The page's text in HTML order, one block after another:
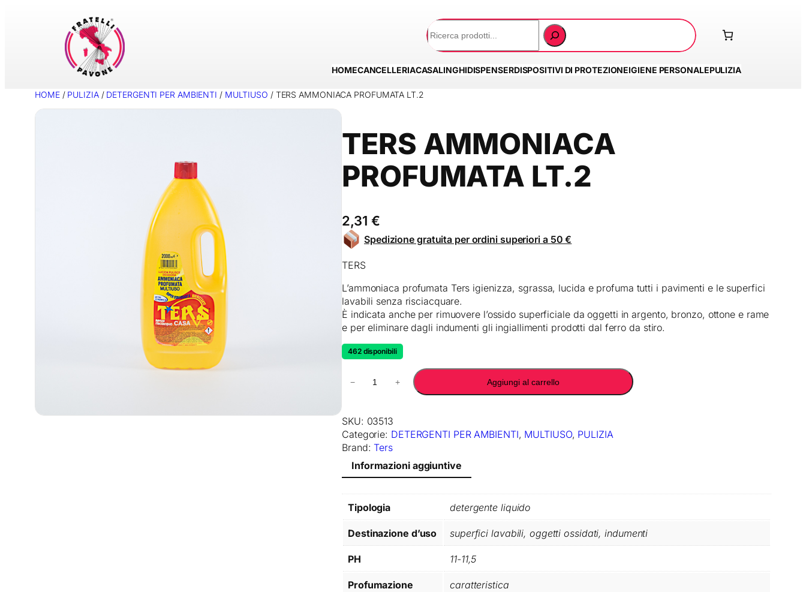
Cerca
HOMECANCELLERIACASALINGHIDISPENSERDISPOSITIVI DI PROTEZIONEIGIENE PERSONALEPULIZIA
HOME/ PULIZIA/ DETERGENTI PER AMBIENTI / MULTIUSO / TERS AMMONIACA PROFUMATA LT.2
TERS AMMONIACA
PROFUMATA LT.2
2,31 €
Spedizione gratuita per ordini superiori a 50 €
TERS
L’ammoniaca profumata Ters igienizza, sgrassa, lucida e profuma tutti i pavimenti e le superfici
lavabili senza risciacquare.
È indicata anche per rimuovere l’ossido superficiale da oggetti in argento, bronzo, ottone e rame
e per eliminare dagli indumenti gli ingiallimenti prodotti dal ferro da stiro.
462 disponibili
A
M
M
N
I
C
P
O
− + Aggiungi al carrello
SKU: 03513
Categorie: DETERGENTI PER AMBIENTI, MULTIUSO, PULIZIA
Brand:Ters
Informazioni aggiuntive
Tipologia detergente liquido
Destinazione d’uso superfici lavabili, oggetti ossidati, indumenti
PH 11-11,5
Profumazione caratteristica